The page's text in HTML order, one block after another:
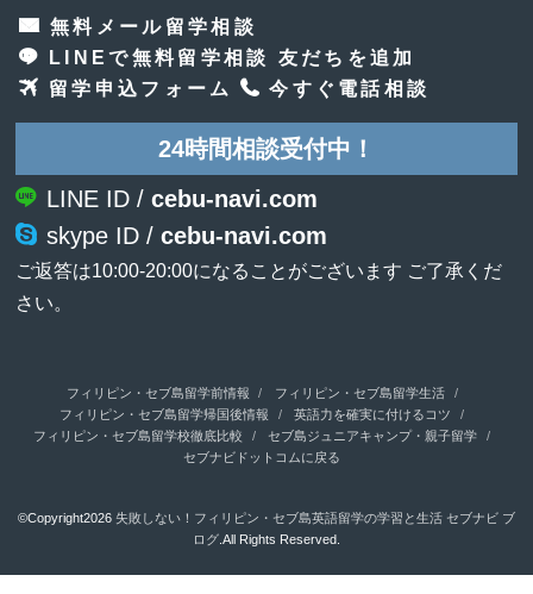
無料メール留学相談
LINEで無料留学相談 友だちを追加
留学申込フォーム
今すぐ電話相談
24時間相談受付中！
LINE ID /cebu-navi.com
skype ID /cebu-navi.com
ご返答は10:00-20:00になることがございます ご了承くだ
さい。
フィリピン・セブ島留学前情報
フィリピン・セブ島留学生活
フィリピン・セブ島留学帰国後情報
英語力を確実に付けるコツ
フィリピン・セブ島留学校徹底比較
セブ島ジュニアキャンプ・親子留学
セブナビドットコムに戻る
©Copyright2026 失敗しない！フィリピン・セブ島英語留学の学習と生活 セブナビ ブ
ログ.All Rights Reserved.